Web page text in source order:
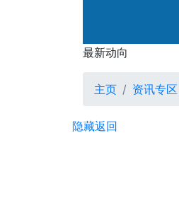
最新动向
最新动向
主页 资讯专区
隐藏返回